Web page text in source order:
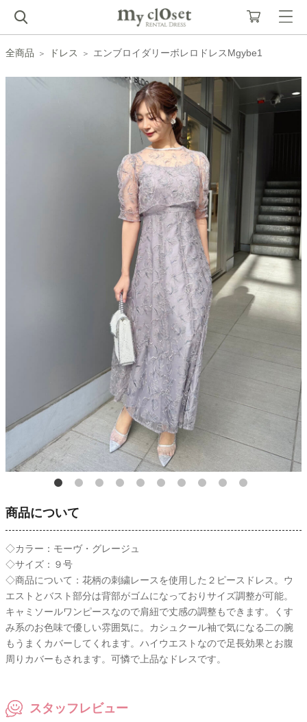
全商品 ドレス エンブロイダリーボレロドレスMgybe1
商品について
◇カラー：モーヴ・グレージュ
◇サイズ：９号
◇商品について：花柄の刺繍レースを使用した２ピースドレス。ウ
エストとバスト部分は背部がゴムになっておりサイズ調整が可能。
キャミソールワンピースなので肩紐で丈感の調整もできます。くす
み系のお色味で優しい雰囲気に。カシュクール袖で気になる二の腕
もうまくカバーしてくれます。ハイウエストなので足長効果とお腹
周りカバーもされます。可憐で上品なドレスです。
スタッフレビュー